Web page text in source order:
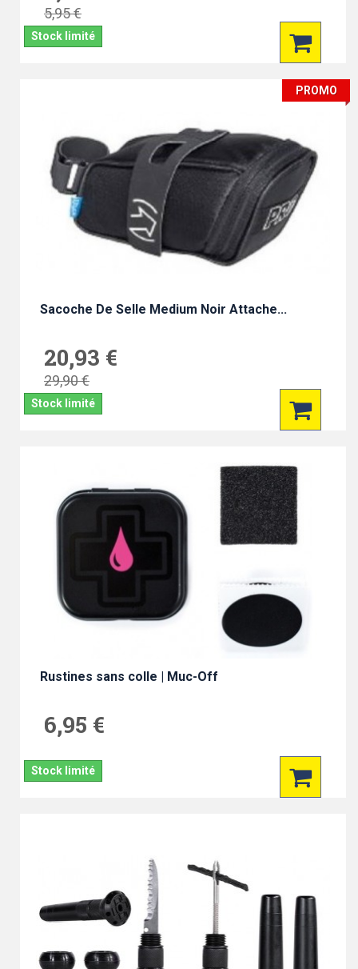
5,95 €
Stock limité
PROMO
Sacoche De Selle Medium Noir Attache...
20,93 €
29,90 €
Stock limité
Rustines sans colle | Muc-Off
6,95 €
Stock limité